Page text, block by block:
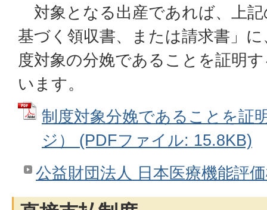
対象となる出産であれば、上記
基づく領収書、または請求書」
度対象の分娩であることを証明
います。
制度対象分娩であることを証
ジ） (PDFファイル: 15.8KB)
公益財団法人 日本医療機能評